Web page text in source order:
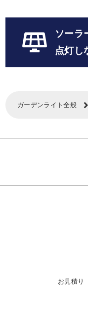
ソーラ
点灯し
ガーデンライト全般
お見積り